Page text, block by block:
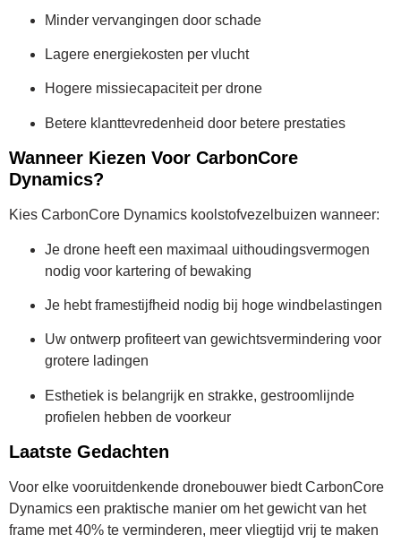
Minder vervangingen door schade
Lagere energiekosten per vlucht
Hogere missiecapaciteit per drone
Betere klanttevredenheid door betere prestaties
Wanneer Kiezen Voor CarbonCore
Dynamics?
Kies CarbonCore Dynamics koolstofvezelbuizen wanneer:
Je drone heeft een maximaal uithoudingsvermogen
nodig voor kartering of bewaking
Je hebt framestijfheid nodig bij hoge windbelastingen
Uw ontwerp profiteert van gewichtsvermindering voor
grotere ladingen
Esthetiek is belangrijk en strakke, gestroomlijnde
profielen hebben de voorkeur
Laatste Gedachten
Voor elke vooruitdenkende dronebouwer biedt CarbonCore
Dynamics een praktische manier om het gewicht van het
frame met 40% te verminderen, meer vliegtijd vrij te maken